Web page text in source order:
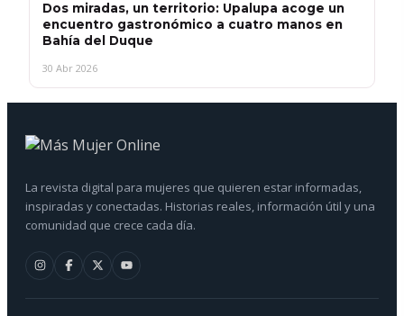
Dos miradas, un territorio: Upalupa acoge un
encuentro gastronómico a cuatro manos en
Bahía del Duque
30 Abr 2026
La revista digital para mujeres que quieren estar informadas,
inspiradas y conectadas. Historias reales, información útil y una
comunidad que crece cada día.